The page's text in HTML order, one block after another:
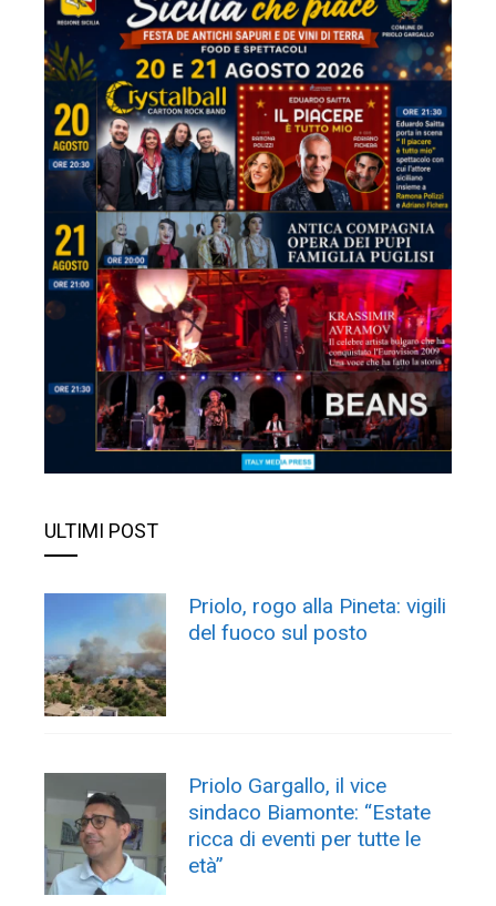
ULTIMI POST
Priolo, rogo alla Pineta: vigili
del fuoco sul posto
Priolo Gargallo, il vice
sindaco Biamonte: “Estate
ricca di eventi per tutte le
età”